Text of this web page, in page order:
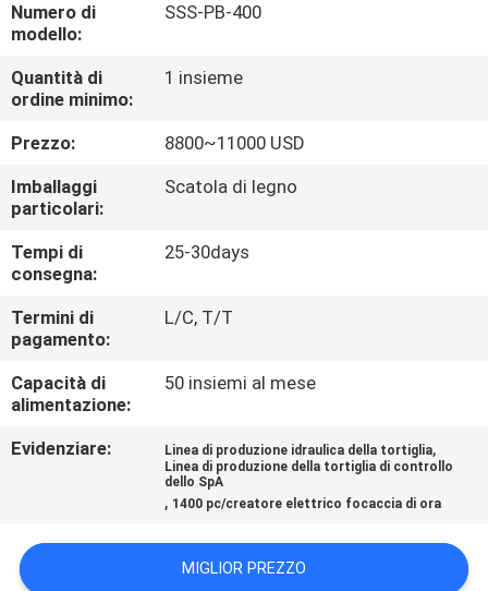
VISITA
ALLA
FABBRICA
CONTROLLO
DELLA
QUALITÀ
CONTATTACI
CHIEDI UN
DEL
SITO
Numero di
modello:
SSS-PB-400
Quantità di
ordine minimo:
1 insieme
Prezzo:
8800~11000 USD
Imballaggi
particolari:
Scatola di legno
Tempi di
consegna:
25-30days
Termini di
pagamento:
L/C, T/T
Capacità di
alimentazione:
50 insiemi al mese
Evidenziare: Linea di produzione idraulica della tortiglia,
Linea di produzione della tortiglia di controllo
dello SpA
, 1400 pc/creatore elettrico focaccia di ora
MIGLIOR PREZZO